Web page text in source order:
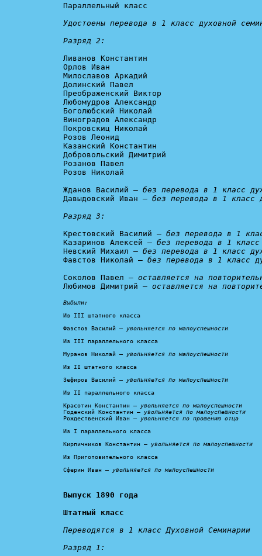
Параллельный класс
Удостоены перевода в 1 класс духовной
Разряд 2:
Ливанов Константин
Орлов Иван
Милославов Аркадий
Долинский Павел
Преображенский Виктор
Любомудров Александр
Боголюбский Николай
Виноградов Александр
Покровскиц Николай
Розов Леонид
Казанский Константин
Добровольский Димитрий
Розанов Павел
Розов Николай
Жданов Василий – без перевода в 1 класс
Давыдовский Иван – без перевода в 1 класс
Разряд 3:
Крестовский Василий – без перевода в 1
Казаринов Алексей – без перевода в 1 класс
Невский Михаил – без перевода в 1 класс
Фавстов Николай – без перевода в 1 класс
Соколов Павел – оставляется на
Любимов Димитрий – оставляется на
Выбыли:
Из III штатного класса
Фавстов Василий – увольняется по малоуспешности
Из III параллельного класса
Муранов Николай – увольняется по малоуспешности
Из II штатного класса
Зефиров Василий – увольняется по малоуспешности
Из II параллельного класса
Красотин Константин – увольняется по малоуспешности
Годенский Константин – увольняется по малоуспешности
Рождественский Иван – увольняется по прошению отца
Из I параллельного класса
Кирпичников Константин – увольняется по малоуспешности
Из Приготовительного класса
Сферин Иван – увольняется по малоуспешности
Выпуск 1890 года
Штатный класс
Переводятся в 1 класс Духовной Семинарии
Разряд 1: